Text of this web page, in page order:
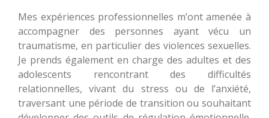
Mes expériences professionnelles m’ont amenée à
accompagner des personnes ayant vécu un
traumatisme, en particulier des violences sexuelles.
Je prends également en charge des adultes et des
adolescents rencontrant des difficultés
relationnelles, vivant du stress ou de l’anxiété,
traversant une période de transition ou souhaitant